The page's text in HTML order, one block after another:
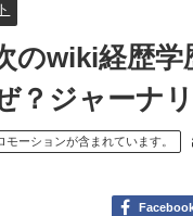
のwiki経歴
？ジャーナ
ーションが含まれています。